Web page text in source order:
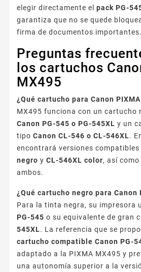
elegir directamente el pack PG-
garantiza que no se quede
firma de documentos importantes.
Preguntas
los cartuchos
MX495
¿Qué cartucho para Canon
MX495 funciona con un cartucho
Canon PG-545 o PG-545XL y un
tipo Canon CL-546 o CL-546XL.
encontrará versiones compatibles
negro y CL-546XL color, así
ambos.
¿Qué cartucho negro para Canon
Para la tinta negra, su impresora
PG-545 o su equivalente de gran
545XL. La referencia que se
cartucho compatible Canon PG-
adaptado a la PIXMA MX495 y
una autonomía superior a la